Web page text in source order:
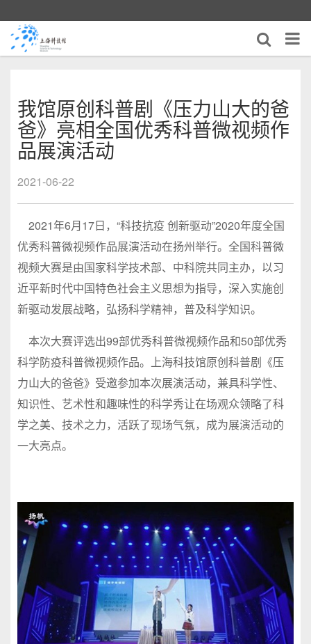
我馆原创科普剧《压力山大的爸
爸》亮相全国优秀科普微视频作
品展演活动
2021-06-22
2021年6月17日，“科技抗疫 创新驱动”2020年度全国
优秀科普微视频作品展演活动在扬州举行。全国科普微
视频大赛是由国家科学技术部、中科院共同主办，以习
近平新时代中国特色社会主义思想为指导，深入实施创
新驱动发展战略，弘扬科学精神，普及科学知识。
本次大赛评选出99部优秀科普微视频作品和50部优秀
科学防疫科普微视频作品。上海科技馆原创科普剧《压
力山大的爸爸》受邀参加本次展演活动，兼具科学性、
知识性、艺术性和趣味性的科学秀让在场观众领略了科
学之美、技术之力，活跃了现场气氛，成为展演活动的
一大亮点。